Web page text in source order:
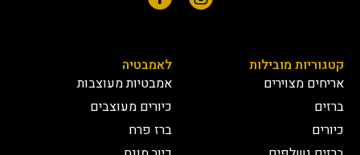
קטגוריות מובילות
אריחים מצוירים
ברזים
כיורים
לאמבטיה
אמבטיות מעוצבות
כיורים מעוצבים
ברז פרח